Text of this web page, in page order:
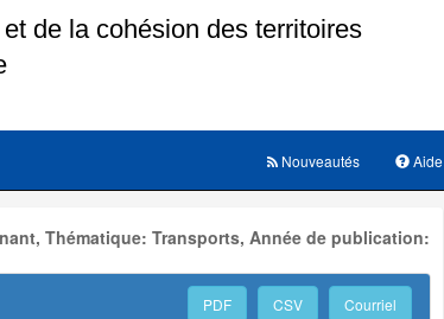
Aide
Nouveautés
Thématique: Transports, Année de publication:
PDF CSV Courriel